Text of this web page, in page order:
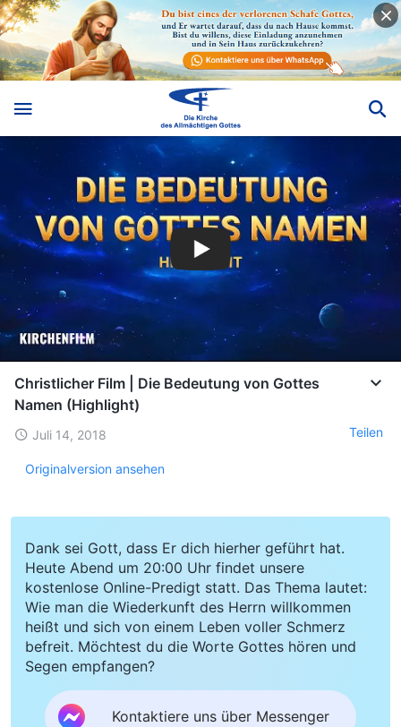
Christlicher Film | Die Bedeutung von Gottes
Namen (Highlight)
Juli 14, 2018 Teilen
Originalversion ansehen
Dank sei Gott, dass Er dich hierher geführt hat.
Heute Abend um 20:00 Uhr findet unsere
kostenlose Online-Predigt statt. Das Thema lautet:
Wie man die Wiederkunft des Herrn willkommen
heißt und sich von einem Leben voller Schmerz
befreit. Möchtest du die Worte Gottes hören und
Segen empfangen?
Kontaktiere uns über Messenger